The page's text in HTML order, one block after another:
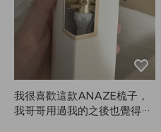
我很喜歡這款ANAZE梳子，
我哥哥用過我的之後也覺得很